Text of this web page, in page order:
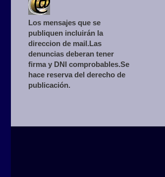
Los mensajes que se
publiquen incluirán la
direccion de mail.Las
denuncias deberan tener
firma y DNI comprobables.Se
hace reserva del derecho de
publicación.